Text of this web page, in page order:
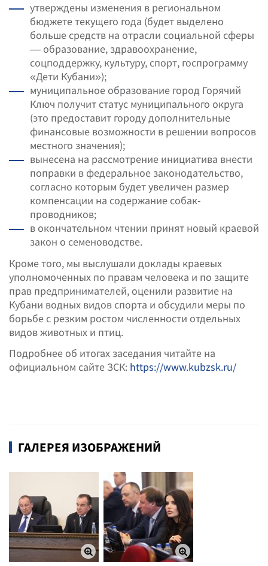
утверждены изменения в региональном
бюджете текущего года (будет выделено
больше средств на отрасли социальной сферы
— образование, здравоохранение,
соцподдержку, культуру, спорт, госпрограмму
«Дети Кубани»);
муниципальное образование город Горячий
Ключ получит статус муниципального округа
(это предоставит городу дополнительные
финансовые возможности в решении вопросов
местного значения);
вынесена на рассмотрение инициатива внести
поправки в федеральное законодательство,
согласно которым будет увеличен размер
компенсации на содержание собак-
проводников;
в окончательном чтении принят новый краевой
закон о семеноводстве.
Кроме того, мы выслушали доклады краевых
уполномоченных по правам человека и по защите
прав предпринимателей, оценили развитие на
Кубани водных видов спорта и обсудили меры по
борьбе с резким ростом численности отдельных
видов животных и птиц.
Подробнее об итогах заседания читайте на
официальном сайте ЗСК: https://www.kubzsk.ru/
ГАЛЕРЕЯ ИЗОБРАЖЕНИЙ